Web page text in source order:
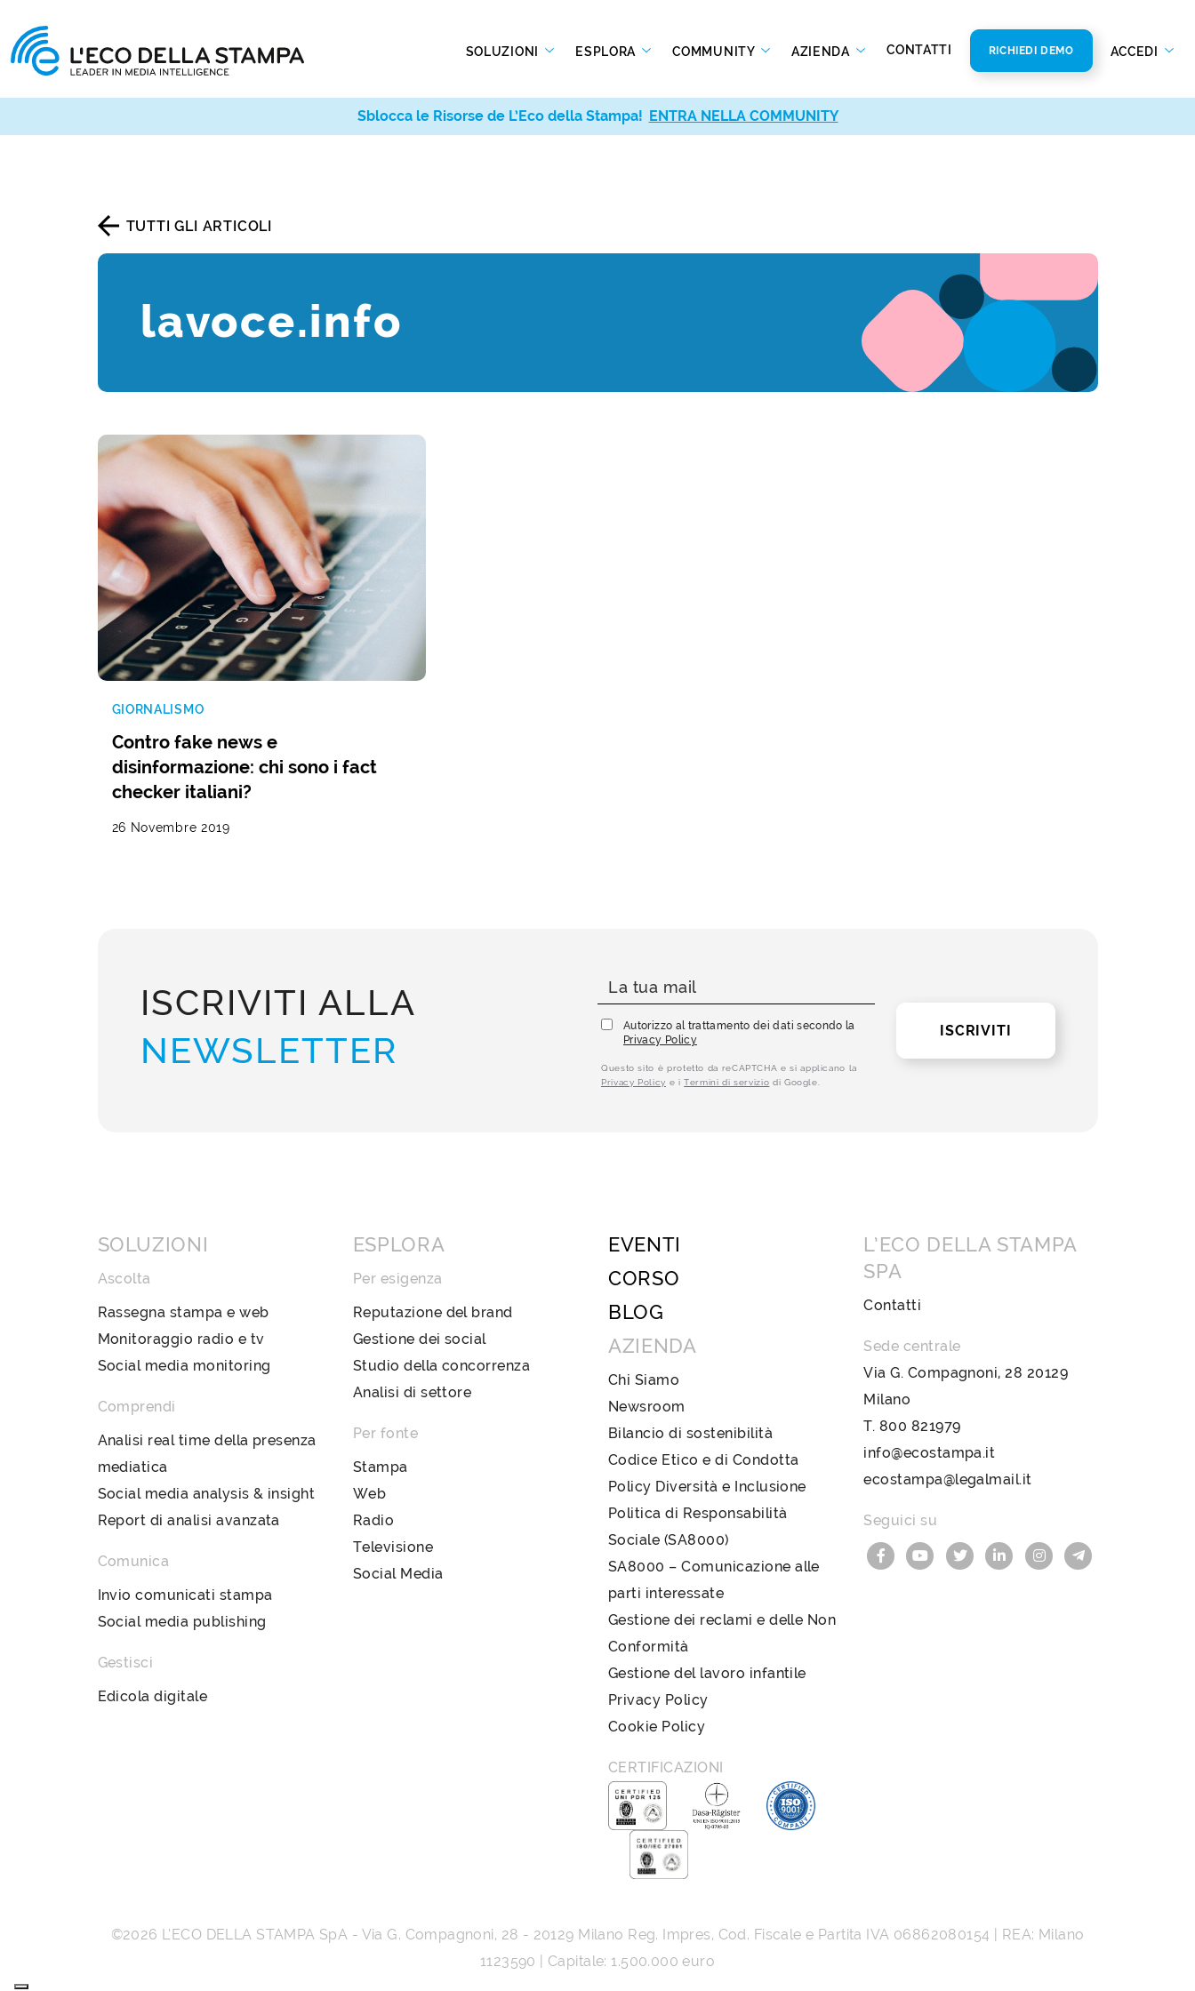
SOLUZIONI ESPLORA COMMUNITY AZIENDA CONTATTI RICHIEDI DEMO ACCEDI
TUTTI GLI ARTICOLI
lavoce.info
GIORNALISMO
Contro fake news e
disinformazione: chi sono i fact
checker italiani?
26 Novembre 2019
ISCRIVITI ALLA
NEWSLETTER
Autorizzo al trattamento dei dati secondo la
Privacy Policy
Questo sito è protetto da reCAPTCHA e si applicano la
Privacy Policy e iTermini di servizio di Google.
ISCRIVITI
SOLUZIONI
Ascolta
Rassegna stampa e web
Monitoraggio radio e tv
Social media monitoring
Comprendi
Analisi real time della presenza
mediatica
Social media analysis & insight
Report di analisi avanzata
Comunica
Invio comunicati stampa
Social media publishing
Gestisci
Edicola digitale
ESPLORA
Per esigenza
Reputazione del brand
Gestione dei social
Studio della concorrenza
Analisi di settore
Per fonte
Stampa
Web
Radio
Televisione
Social Media
EVENTI
CORSO
BLOG
AZIENDA
Chi Siamo
Newsroom
Bilancio di sostenibilità
Codice Etico e di Condotta
Policy Diversità e Inclusione
Politica di Responsabilità
Sociale (SA8000)
SA8000 – Comunicazione alle
parti interessate
Gestione dei reclami e delle Non
Conformità
Gestione del lavoro infantile
Privacy Policy
Cookie Policy
CERTIFICAZIONI
L’ECO DELLA STAMPA
SPA
Contatti
Sede centrale
Via G. Compagnoni, 28 20129
Milano
T. 800 821979
info@ecostampa.it
ecostampa@legalmail.it
Seguici su
©2026 L’ECO DELLA STAMPA SpA - Via G. Compagnoni, 28 - 20129 Milano Reg. Impres, Cod. Fiscale e Partita IVA 06862080154 | REA: Milano
1123590 | Capitale: 1.500.000 euro
Sblocca le Risorse de L’Eco della Stampa! ENTRA NELLA COMMUNITY